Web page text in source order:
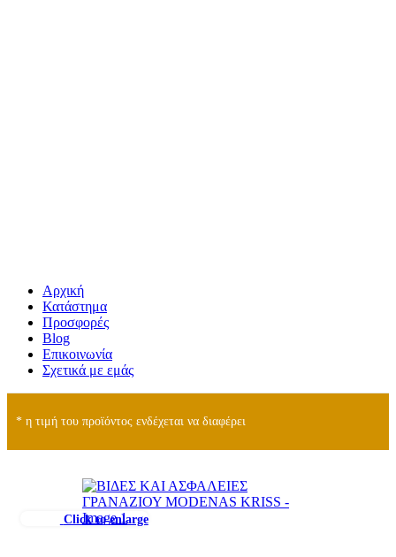
Αρχική
Κατάστημα
Προσφορές
Blog
Επικοινωνία
Σχετικά με εμάς
* η τιμή του προϊόντος ενδέχεται να διαφέρει
Click to enlarge